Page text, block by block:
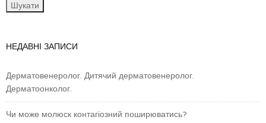
НЕДАВНІ ЗАПИСИ
Дерматовенеролог. Дитячий дерматовенеролог.
Дерматоонколог.
Чи може молюск контагіозний поширюватись?